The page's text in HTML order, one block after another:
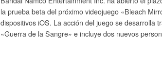
la prueba beta del próximo videojuego «Bleach
dispositivos iOS. La acción del juego se desarrolla
«Guerra de la Sangre» e incluye dos nuevos